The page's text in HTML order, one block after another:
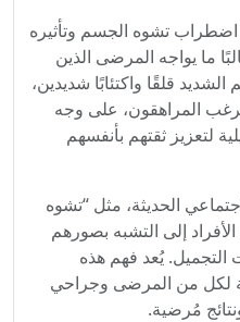
اضطراب تشوه الجسم وتأثيره
ما يواجه المرضى الذين
قلقًا واكتئابًا شديدين،
المراهقون، على وجه
لتعزيز ثقتهم بأنفسهم
الحديثة، مثل “تشوه
إلى التشبه بصورهم
التجميل. يُعد فهم هذه
لكل من المرضى وجراحي
مُرضية.